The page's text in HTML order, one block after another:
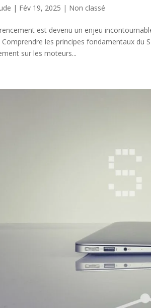
| Fév 19, 2025 | Non classé
est devenu un enjeu
Comprendre les principes fondamentaux du
sur les moteurs...